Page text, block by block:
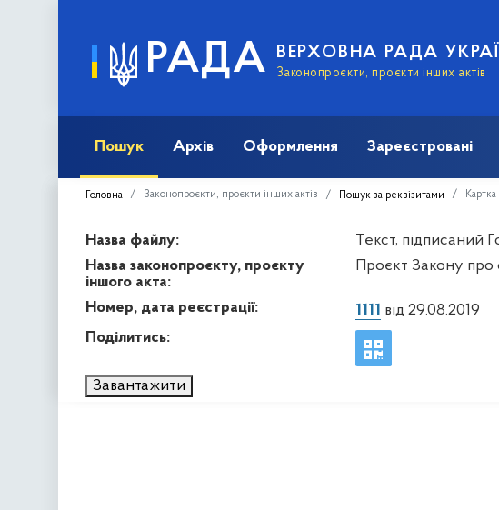
РАДА ВЕРХОВНА РАДА
Законопроєкти, проєкти інших актів
Пошук Архів Оформлення Зареєстровані
Головна Законопроєкти, проєкти інших актів Пошук за реквізитами
Назва файлу:
Текст, підписаний
Назва законопроєкту, проєкту
іншого акта:
Проєкт Закону про
Номер, дата реєстрації: 1111 від 29.08.2019
Поділитись:
Завантажити